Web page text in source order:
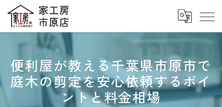
便利屋が教える千葉県市原市で
庭木の剪定を安心依頼するポイ
ントと料金相場